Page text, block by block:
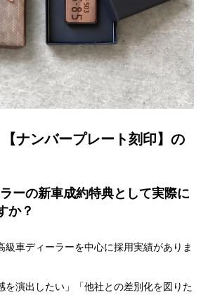
ナンバープレート刻印】の
ーの新車成約特典として実際に
か？
級車ディーラーを中心に採用実績がありま
を演出したい」「他社との差別化を図りた